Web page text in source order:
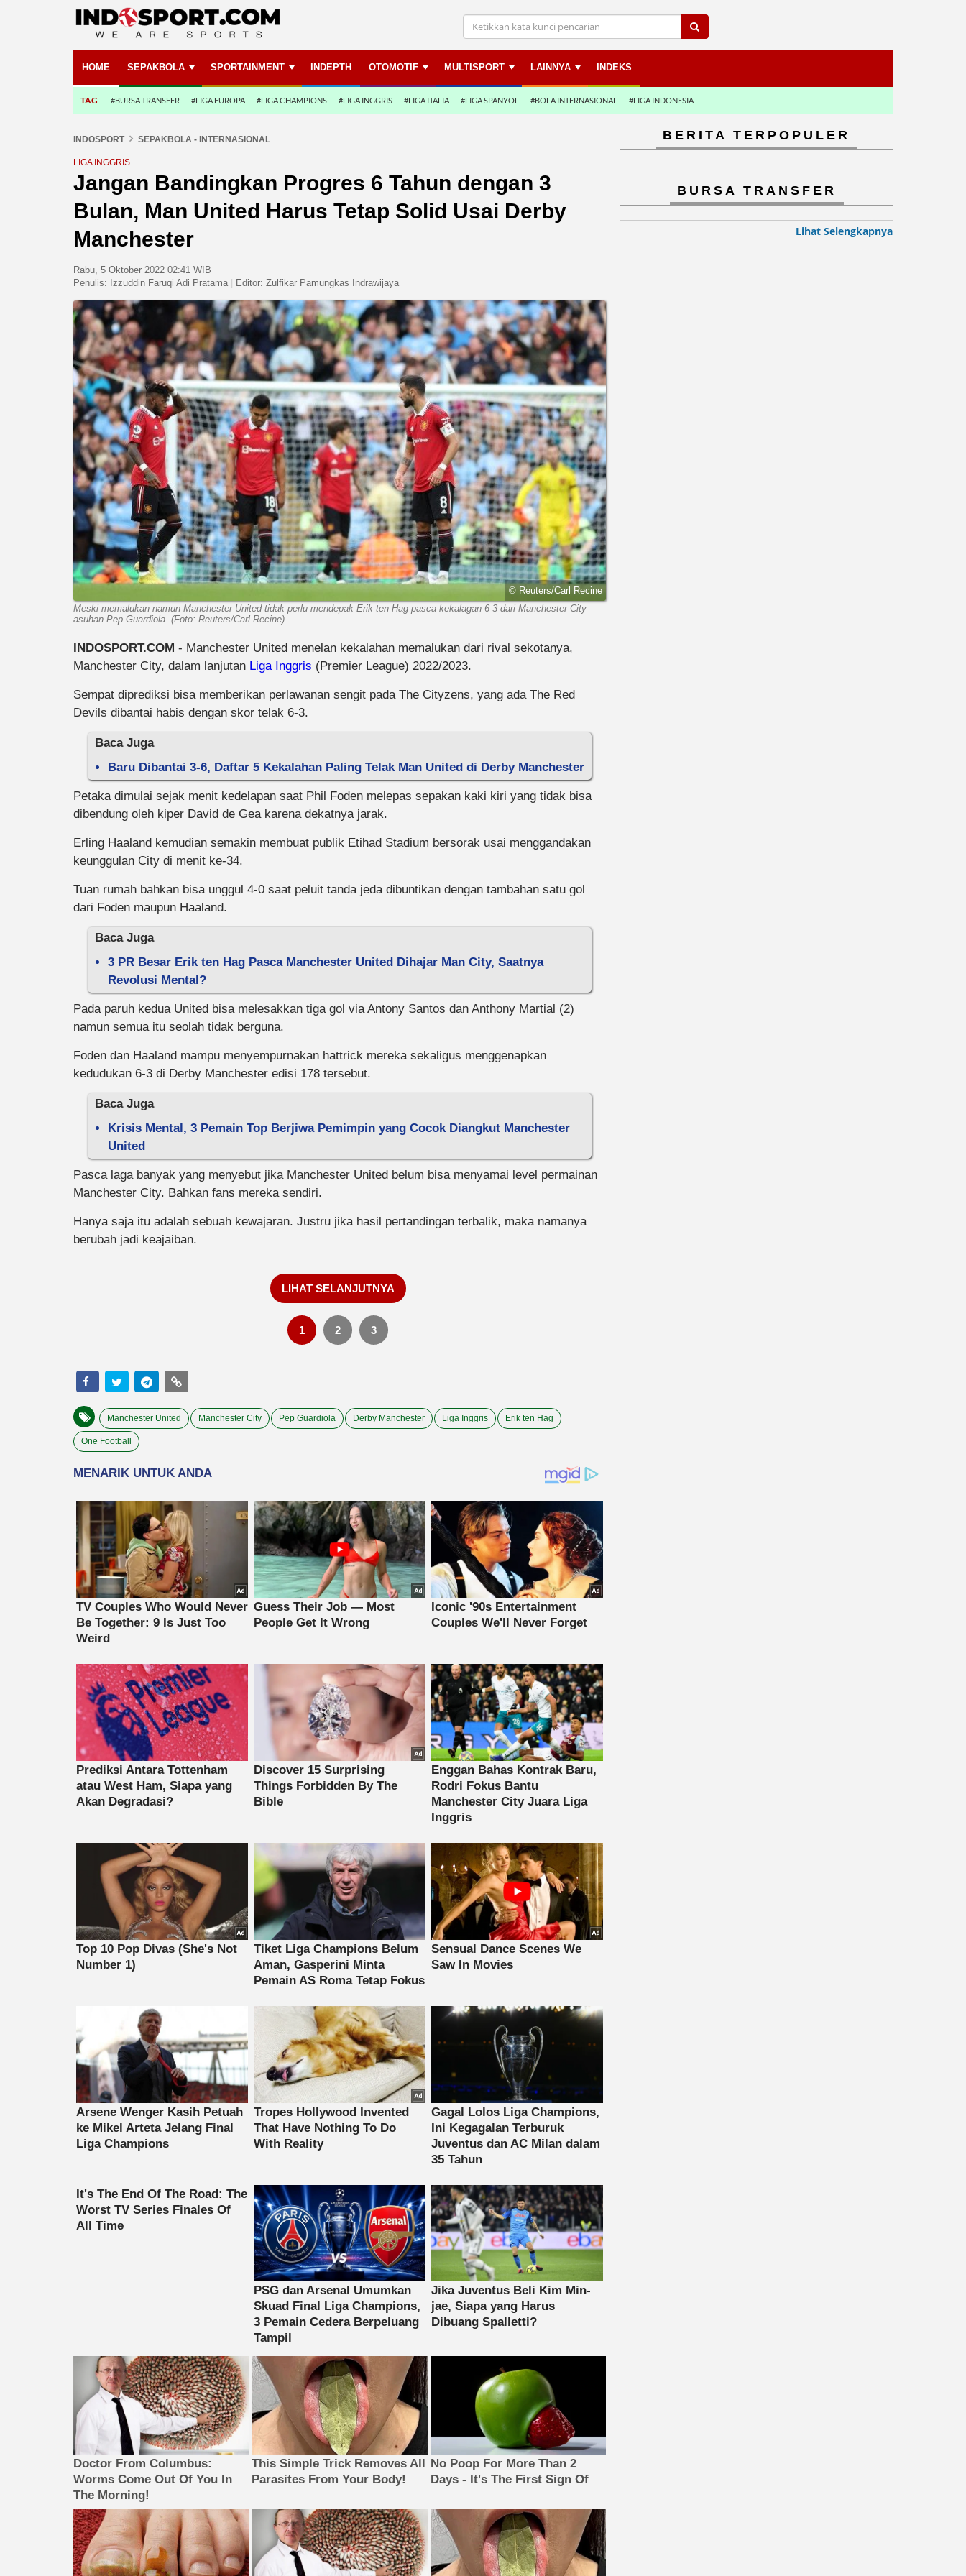
HOME SEPAKBOLA SPORTAINMENT INDEPTH OTOMOTIF MULTISPORT LAINNYA INDEKS
TAG #BURSA TRANSFER #LIGA EUROPA #LIGA CHAMPIONS #LIGA INGGRIS #LIGA ITALIA #LIGA SPANYOL #BOLA INTERNASIONAL #LIGA INDONESIA
INDOSPORT SEPAKBOLA - INTERNASIONAL
LIGA INGGRIS
Jangan Bandingkan Progres 6 Tahun dengan 3
Bulan, Man United Harus Tetap Solid Usai Derby
Manchester
Rabu, 5 Oktober 2022 02:41 WIB
Penulis: Izzuddin Faruqi Adi Pratama Editor: Zulfikar Pamungkas Indrawijaya
© Reuters/Carl Recine
Meski memalukan namun Manchester United tidak perlu mendepak Erik ten Hag pasca kekalagan 6-3 dari Manchester City
asuhan Pep Guardiola. (Foto: Reuters/Carl Recine)
INDOSPORT.COM - Manchester United menelan kekalahan memalukan dari rival sekotanya,
Manchester City, dalam lanjutan Liga Inggris (Premier League) 2022/2023.
Sempat diprediksi bisa memberikan perlawanan sengit pada The Cityzens, yang ada The Red
Devils dibantai habis dengan skor telak 6-3.
Baca Juga
Baru Dibantai 3-6, Daftar 5 Kekalahan Paling Telak Man United di Derby Manchester
Petaka dimulai sejak menit kedelapan saat Phil Foden melepas sepakan kaki kiri yang tidak bisa
dibendung oleh kiper David de Gea karena dekatnya jarak.
Erling Haaland kemudian semakin membuat publik Etihad Stadium bersorak usai menggandakan
keunggulan City di menit ke-34.
Tuan rumah bahkan bisa unggul 4-0 saat peluit tanda jeda dibuntikan dengan tambahan satu gol
dari Foden maupun Haaland.
Baca Juga
3 PR Besar Erik ten Hag Pasca Manchester United Dihajar Man City, Saatnya
Revolusi Mental?
Pada paruh kedua United bisa melesakkan tiga gol via Antony Santos dan Anthony Martial (2)
namun semua itu seolah tidak berguna.
Foden dan Haaland mampu menyempurnakan hattrick mereka sekaligus menggenapkan
kedudukan 6-3 di Derby Manchester edisi 178 tersebut.
Baca Juga
Krisis Mental, 3 Pemain Top Berjiwa Pemimpin yang Cocok Diangkut Manchester
United
Pasca laga banyak yang menyebut jika Manchester United belum bisa menyamai level permainan
Manchester City. Bahkan fans mereka sendiri.
Hanya saja itu adalah sebuah kewajaran. Justru jika hasil pertandingan terbalik, maka namanya
berubah jadi keajaiban.
LIHAT SELANJUTNYA
1 2 3
Manchester United Manchester City Pep Guardiola Derby Manchester Liga Inggris Erik ten Hag
One Football
Doctor From Columbus:
Worms Come Out Of You In
The Morning!
This Simple Trick Removes All
Parasites From Your Body!
No Poop For More Than 2
Days - It's The First Sign Of
BERITA TERPOPULER
BURSA TRANSFER
Lihat Selengkapnya